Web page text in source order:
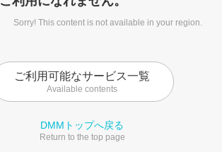
Sorry! This content is not available in your region.
ご利用可能なサービス一覧
Available contents
DMMトップへ戻る
Return to the top page